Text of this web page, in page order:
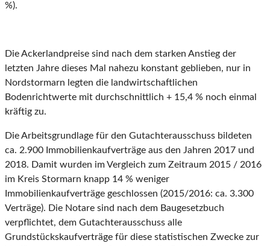
%).
Die Ackerlandpreise sind nach dem starken Anstieg der
letzten Jahre dieses Mal nahezu konstant geblieben, nur in
Nordstormarn legten die landwirtschaftlichen
Bodenrichtwerte mit durchschnittlich + 15,4 % noch einmal
kräftig zu.
Die Arbeitsgrundlage für den Gutachterausschuss bildeten
ca. 2.900 Immobilienkaufverträge aus den Jahren 2017 und
2018. Damit wurden im Vergleich zum Zeitraum 2015 / 2016
im Kreis Stormarn knapp 14 % weniger
Immobilienkaufverträge geschlossen (2015/2016: ca. 3.300
Verträge). Die Notare sind nach dem Baugesetzbuch
verpflichtet, dem Gutachterausschuss alle
Grundstückskaufverträge für diese statistischen Zwecke zur